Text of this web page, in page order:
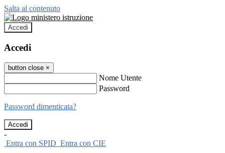
Salta al contenuto
Accedi
Accedi
button close ×
Nome Utente
Password
Password dimenticata?
-
Entra con SPID Entra con CIE